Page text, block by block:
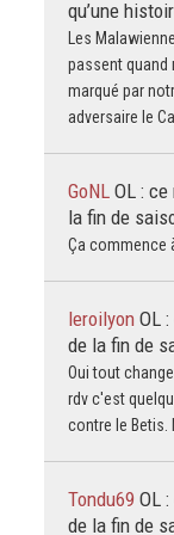
qu’une
Les
passent quand
marqué par
adversaire le
GoNL OL :
la fin de
Ça commence
leroilyon OL
de la fin de
Oui tout
rdv c'est
contre le Betis.
Tondu69 OL
de la fin de